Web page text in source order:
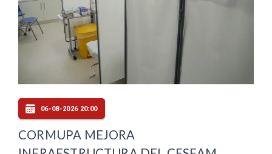
06-08-2026 20:00
CORMUPA MEJORA